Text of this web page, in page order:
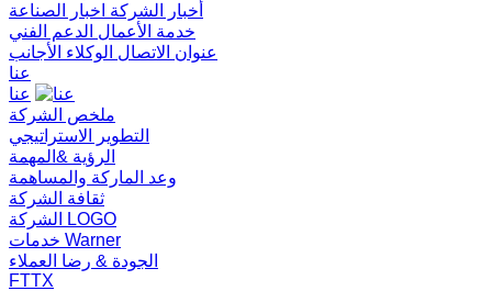
أخبار الشركة اخبار الصناعة
خدمة الأعمال الدعم الفني
عنوان الاتصال الوكلاء الأجانب
عنا
عنا
ملخص الشركة
التطوير الاستراتيجي
الرؤية &المهمة
وعد الماركة والمساهمة
ثقافة الشركة
الشركة LOGO
خدمات Warner
الجودة & رضا العملاء
FTTX